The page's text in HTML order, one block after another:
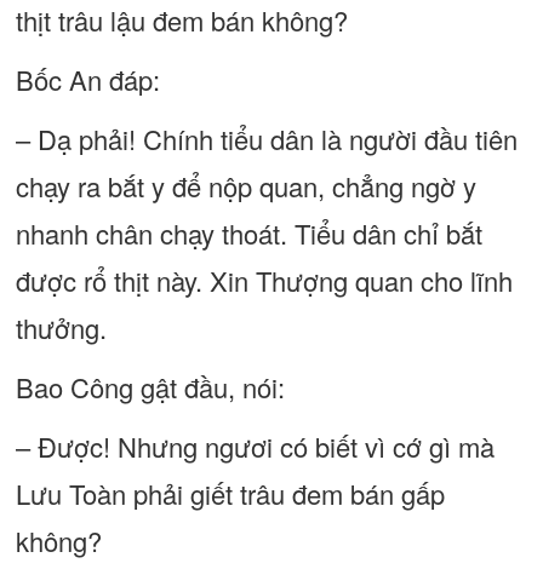
thịt trâu lậu đem bán không?
Bốc An đáp:
– Dạ phải! Chính tiểu dân là người đầu tiên
chạy ra bắt y để nộp quan, chẳng ngờ y
nhanh chân chạy thoát. Tiểu dân chỉ bắt
được rổ thịt này. Xin Thượng quan cho lĩnh
thưởng.
Bao Công gật đầu, nói:
– Được! Nhưng ngươi có biết vì cớ gì mà
Lưu Toàn phải giết trâu đem bán gấp
không?